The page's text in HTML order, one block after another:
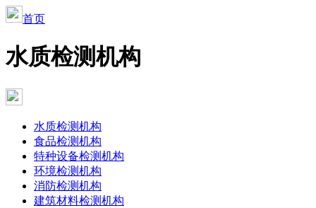
首页
水质检测机构
水质检测机构
食品检测机构
特种设备检测机构
环境检测机构
消防检测机构
建筑材料检测机构